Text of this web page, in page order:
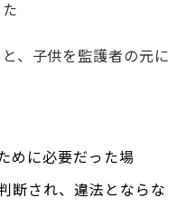
、子供を監護者の元に
めに必要だった場
断され、違法とならな